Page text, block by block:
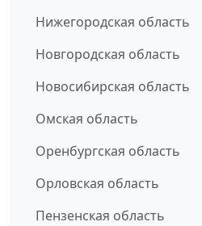
Нижегородская область
Новгородская область
Новосибирская область
Омская область
Оренбургская область
Орловская область
Пензенская область